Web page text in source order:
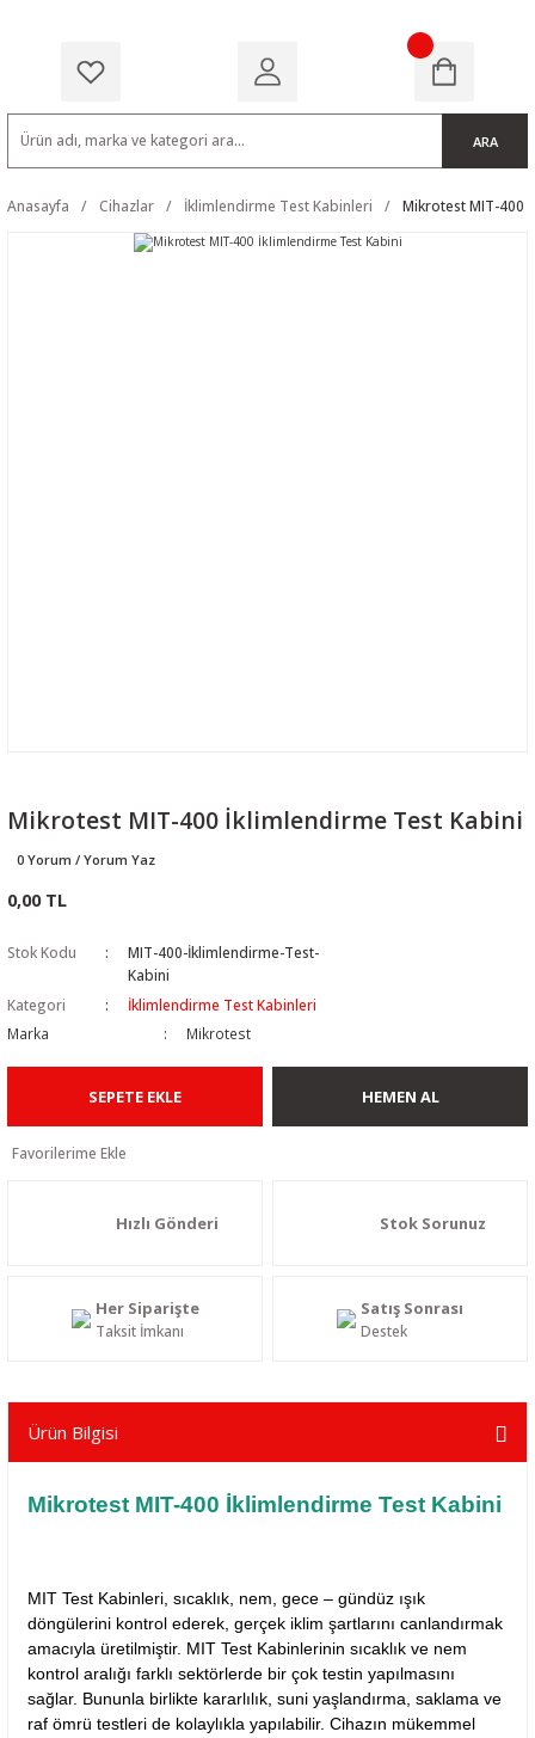
ARA
Anasayfa Cihazlar İklimlendirme Test Kabinleri Mikrotest MIT-400
Mikrotest MIT-400 İklimlendirme Test Kabini
0 Yorum / Yorum Yaz
0,00 TL
Stok Kodu
MIT-400-İklimlendirme-Test-
Kabini
Kategori
İklimlendirme Test Kabinleri
Marka
Mikrotest
SEPETE EKLE HEMEN AL
Hızlı Gönderi Stok Sorunuz
Her Siparişte
Taksit İmkanı
Satış Sonrası
Destek
Ürün Bilgisi
Mikrotest MIT-400 İklimlendirme Test Kabini
MIT Test Kabinleri, sıcaklık, nem, gece – gündüz ışık
döngülerini kontrol ederek, gerçek iklim şartlarını canlandırmak
amacıyla üretilmiştir. MIT Test Kabinlerinin sıcaklık ve nem
kontrol aralığı farklı sektörlerde bir çok testin yapılmasını
sağlar. Bununla birlikte kararlılık, suni yaşlandırma, saklama ve
raf ömrü testleri de kolaylıkla yapılabilir. Cihazın mükemmel